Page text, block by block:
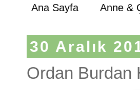
Ana Sayfa Anne &
30 Aralık
Ordan Burdan